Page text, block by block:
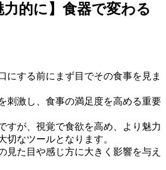
力的に】食器で変わる
にする前にまず目でその食事を見ま
刺激し、食事の満足度を高める重要
すが、視覚で食欲を高め、より魅力
切なツールとなります。
見た目や感じ方に大きく影響を与え